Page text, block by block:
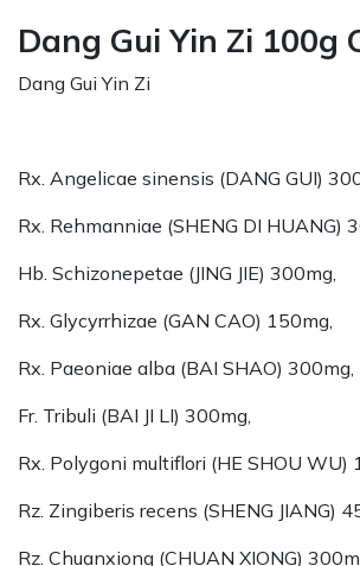
Dang Gui Yin Zi 100g
Dang Gui Yin Zi
Rx. Angelicae sinensis (DANG GUI)
Rx. Rehmanniae (SHENG DI HUANG)
Hb. Schizonepetae (JING JIE) 300mg,
Rx. Glycyrrhizae (GAN CAO) 150mg,
Rx. Paeoniae alba (BAI SHAO) 300mg,
Fr. Tribuli (BAI JI LI) 300mg,
Rx. Polygoni multiflori (HE SHOU WU)
Rz. Zingiberis recens (SHENG JIANG)
Rz. Chuanxiong (CHUAN XIONG)